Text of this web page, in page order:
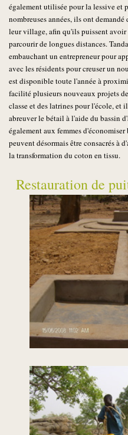
également utilisée pour la lessive et
nombreuses années, ils ont
leur village, afin qu'ils puissent avoir
parcourir de longues distances.
embauchant un entrepreneur pour
avec les résidents pour creuser un
est disponible toute l'année à
facilité plusieurs nouveaux projets
classe et des latrines pour l'école, et
abreuver le bétail à l'aide du bassin
également aux femmes
peuvent désormais être consacrés à
la transformation du coton en tissu.
Restauration de